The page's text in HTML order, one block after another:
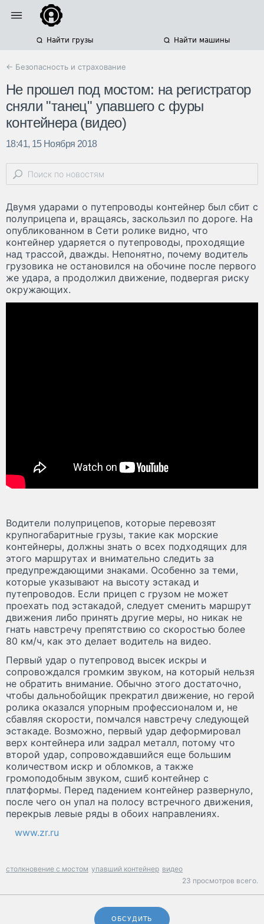
Найти грузы Найти машины
← Безопасность и страхование
Не прошел под мостом: на регистратор
сняли "танец" упавшего с фуры
контейнера (видео)
18:41, 15 Ноября 2018
Двумя ударами о путепроводы контейнер был сбит с
полуприцепа и, вращаясь, заскользил по дороге. На
опубликованном в Сети ролике видно, что
контейнер ударяется о путепроводы, проходящие
над трассой, дважды. Непонятно, почему водитель
грузовика не остановился на обочине после первого
же удара, а продолжил движение, подвергая риску
окружающих.
Водители полуприцепов, которые перевозят
крупногабаритные грузы, такие как морские
контейнеры, должны знать о всех подходящих для
этого маршрутах и внимательно следить за
предупреждающими знаками. Особенно за теми,
которые указывают на высоту эстакад и
путепроводов. Если прицеп с грузом не может
проехать под эстакадой, следует сменить маршрут
движения либо принять другие меры, но никак не
гнать навстречу препятствию со скоростью более
80 км/ч, как это делает водитель на видео.
Первый удар о путепровод высек искры и
сопровождался громким звуком, на который нельзя
не обратить внимание. Обычно этого достаточно,
чтобы дальнобойщик прекратил движение, но герой
ролика оказался упорным профессионалом и, не
сбавляя скорости, помчался навстречу следующей
эстакаде. Возможно, первый удар деформировал
верх контейнера или задрал металл, потому что
второй удар, сопровождавшийся еще большим
количеством искр и обломков, а также
громоподобным звуком, сшиб контейнер с
платформы. Перед падением контейнер развернуло,
после чего он упал на полосу встречного движения,
перекрыв левые ряды в обоих направлениях.
www.zr.ru
столкновение с мостом упавший контейнер видео
23 просмотров всего.
ОБСУДИТЬ